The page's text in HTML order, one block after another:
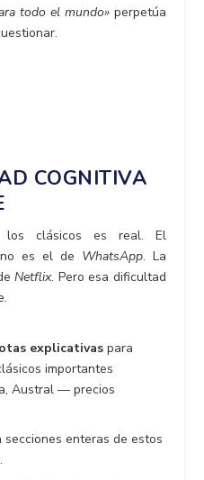
todo el mundo» perpetúa
COGNITIVA
los clásicos es real. El
no es el de WhatsApp. La
Netflix. Pero esa dificultad
explicativas para
importantes
Austral — precios
secciones enteras de estos